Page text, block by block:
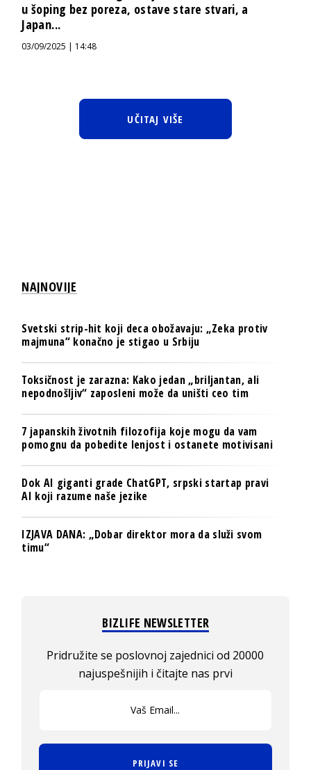
u šoping bez poreza, ostave stare stvari, a
Japan...
03/09/2025 | 14:48
UČITAJ VIŠE
NAJNOVIJE
Svetski strip-hit koji deca obožavaju: „Zeka protiv
majmuna“ konačno je stigao u Srbiju
Toksičnost je zarazna: Kako jedan „briljantan, ali
nepodnošljiv“ zaposleni može da uništi ceo tim
7 japanskih životnih filozofija koje mogu da vam
pomognu da pobedite lenjost i ostanete motivisani
Dok AI giganti grade ChatGPT, srpski startap pravi
AI koji razume naše jezike
IZJAVA DANA: „Dobar direktor mora da služi svom
timu“
BIZLIFE NEWSLETTER
Pridružite se poslovnoj zajednici od 20000
najuspešnijih i čitajte nas prvi
PRIJAVI SE